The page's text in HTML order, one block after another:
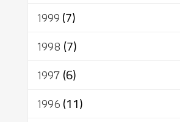
1999(7)
1998 (7)
1997(6)
1996(11)